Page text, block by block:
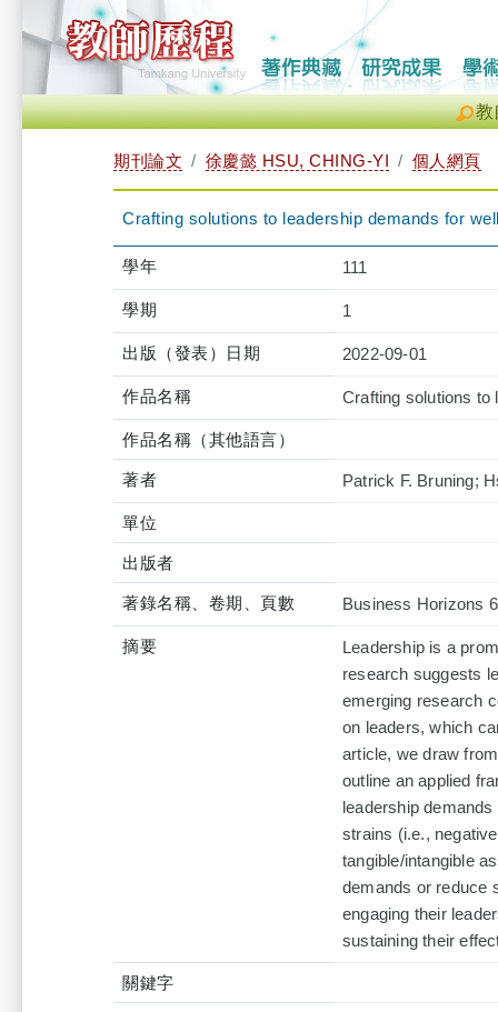
教
期刊論文 徐慶懿 HSU, CHING-YI 個人網頁
Crafting solutions to leadership demands for
學年 111
學期 1
出版（發表）日期 2022-09-01
作品名稱 Crafting solutions to
作品名稱（其他語言）
著者 Patrick F. Bruning;
單位
出版者
著錄名稱、卷期、頁數 Business Horizons
摘要
Leadership is a
research suggests
emerging research
on leaders, which
article, we draw
outline an applied
leadership
strains (i.e.,
tangible/intangible
demands or reduce
engaging their
sustaining their
關鍵字